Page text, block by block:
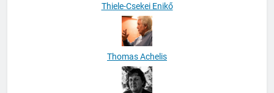
Thiele-Csekei Enikő
Thomas Achelis